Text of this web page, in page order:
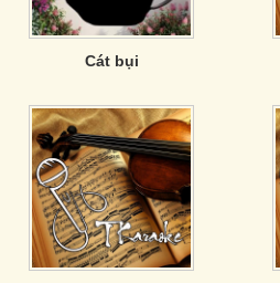
Cát bụi